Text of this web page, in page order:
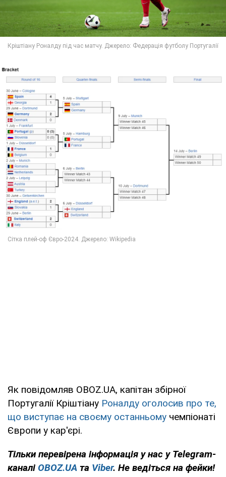
Як повідомляв OBOZ.UA, капітан збірної
Португалії Кріштіану Роналду оголосив про те,
що виступає на своєму останньому чемпіонаті
Європи у кар'єрі.
Тільки перевірена інформація у нас у Telegram-
каналі OBOZ.UA та Viber. Не ведіться на фейки!